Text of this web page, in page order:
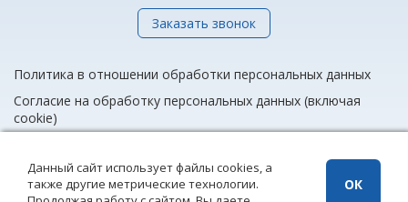
Заказать звонок
Политика в отношении обработки персональных данных
Согласие на обработку персональных данных (включая
cookie)
info@rieltnet.ru
Данный сайт использует файлы cookies, а
также другие метрические технологии.
ОК